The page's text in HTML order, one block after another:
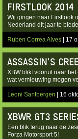
FIRSTLOOK 2014
Wij gingen naar Firstlook
Nederland dit jaar te
Ruben Correa Alves | 17
ASSASSIN'S
XBW blikt vooruit naar
wat vernieuwing mogen
Leoni Santbergen | 16
XBWR GT3
Een blik terug naar de
Forza Motorsport 5!